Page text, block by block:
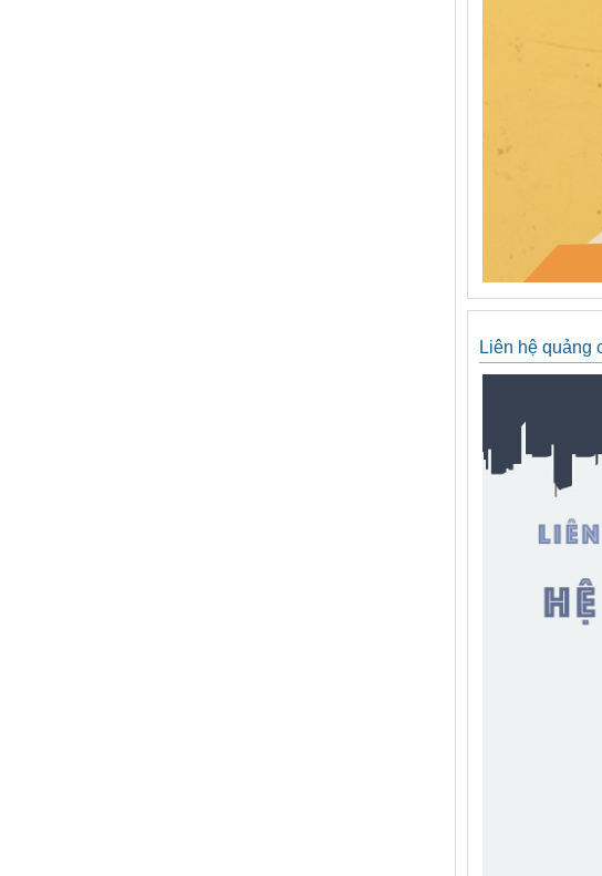
Liên hệ quảng